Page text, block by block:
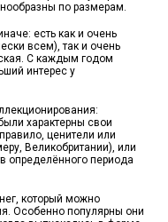
по размерам.
есть как и очень
всем), так и очень
С каждым годом
интерес у
характерны свои
ценители или
Великобритании), или
определённого периода
который можно
Особенно популярны они